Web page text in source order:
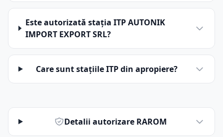
Este autorizată stația ITP AUTONIK
IMPORT EXPORT SRL?
Care sunt stațiile ITP din apropiere?
Detalii autorizare RAROM